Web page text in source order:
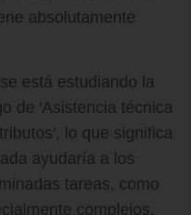
absolutamente
está estudiando la
de 'Asistencia técnica
lo que significa
ayudaría a los
tareas, como
complejos,